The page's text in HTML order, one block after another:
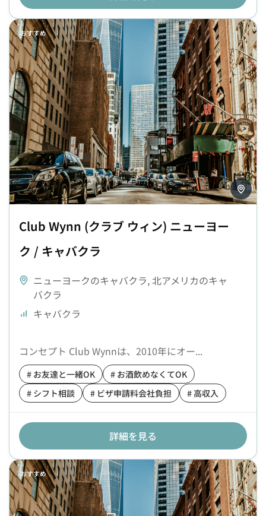
おすすめ
Club Wynn (クラブ ウィン) ニューヨー
ク / キャバクラ
ニューヨークのキャバクラ,北アメリカのキャ
バクラ
キャバクラ
コンセプト Club Wynnは、2010年にオー...
# お友達と一緒OK
# お酒飲めなくてOK
# シフト相談
# ビザ申請料会社負担 # 高収入
詳細を見る
おすすめ